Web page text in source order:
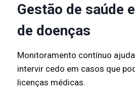
Gestão de saúde
de doenças
Monitoramento contínuo
intervir cedo em casos que
licenças médicas.